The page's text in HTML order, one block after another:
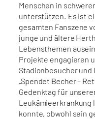
Menschen in
unterstützen. Es ist
gesamten Fanszene
junge und ältere
Lebensthemen
Projekte engagieren
Stadionbesucher
„Spendet Becher –
Gedenktag für
konnte, obwohl sein